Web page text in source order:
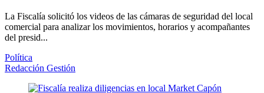
La Fiscalía solicitó los videos de las cámaras de seguridad del local
comercial para analizar los movimientos, horarios y acompañantes
del presid...
Política
Redacción Gestión